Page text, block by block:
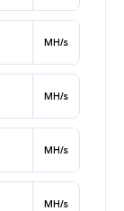
MH/s
MH/s
MH/s
MH/s